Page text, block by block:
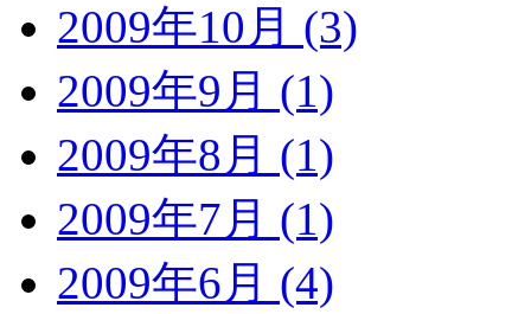
2009年10月 (3)
2009年9月 (1)
2009年8月 (1)
2009年7月 (1)
2009年6月 (4)